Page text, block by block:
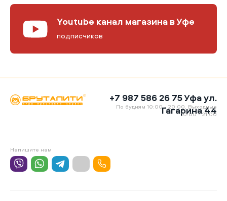
Youtube канал магазина в Уфе
подписчиков
+7 987 586 26 75 Уфа ул.
Гагарина 44
По будням 10:00 - 20:00, Выходные
10:00 - 21:00
Напишите нам